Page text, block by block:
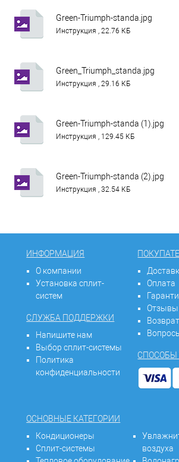
Green-Triumph-standa.jpg
Инструкция , 22.76 КБ
Green_Triumph_standa.jpg
Инструкция , 29.16 КБ
Green-Triumph-standa (1).jpg
Инструкция , 129.45 КБ
Green-Triumph-standa (2).jpg
Инструкция , 32.54 КБ
ИНФОРМАЦИЯ
О компании
Установка сплит-
систем
СЛУЖБА ПОДДЕРЖКИ
Напишите нам
Выбор сплит-системы
Политика
конфиденциальности
Оплата
Отзывы
Возврат
СПОСОБЫ
ОСНОВНЫЕ КАТЕГОРИИ
Кондиционеры
Сплит-системы
воздуха